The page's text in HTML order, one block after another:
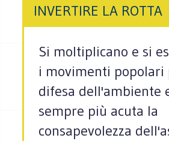
INVERTIRE LA ROTTA
Si moltiplicano e si
i movimenti popolari
difesa dell'ambiente
sempre più acuta la
consapevolezza